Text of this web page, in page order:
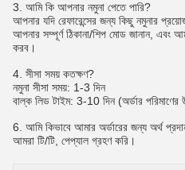
3. আমি কি আপনার নমুনা পেতে পারি?
আপনার যদি রেফারেন্সের জন্য কিছু নমুনার
আপনার সম্পূর্ণ ঠিকানা/শিপ মোড জানান, এবং
করব।
4. সীসা সময় কতক্ষণ?
নমুনা সীসা সময়: 1-3 দিন
বাল্ক লিড টাইম: 3-10 দিন (অর্ডার পরিমাণের
6. আমি কিভাবে আমার অর্ডারের জন্য অর্থ
আমরা টি/টি, পেপ্যাল ​​গ্রহণ করি।